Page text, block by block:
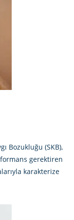
Bozukluğu (SKB),
gerektiren
karakterize